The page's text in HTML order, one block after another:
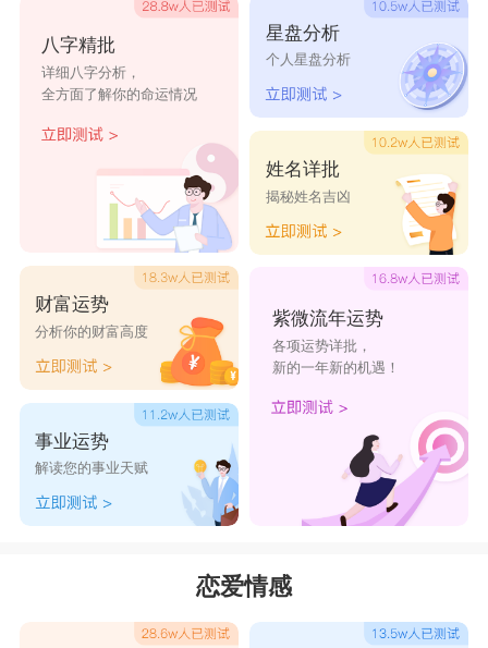
一感觉，但一见钟情却是一件困难的事情。
处女座
处女座
的人很注重细节，喜欢干净，什么事都
追求完美，当然他们对另一半的要求也是很挑剔
的。处女座的人有极其严重的洁癖和强迫症。所以
邋遢、不讲卫生和做事马马虎虎的人都不会入处女
座的眼。所以长期单身的处女座，经常处于“爱无
能”的状态。处女座不容易动心，完全是因为他们
散漫的态度，就是对爱情有很大的期待，也不会付
出行动，只是空想，上一秒希望有人陪伴，下一秒
又觉得好饭不怕晚。他们真的很少去相信一见钟
情，他们会在你不经意间注意的言行举止，所以你
跟他们在一起时要随时保持自己的优雅和端庄，因
保守和慎重，不会随随便便就开始一段恋情，会进
行深入了解之后才会做决定，对待婚姻问题更是严
八字精批
详细八字分析，
全方面了解你的命运情况
财富运势
分析你的财富高度
事业运势
解读您的事业天赋
星盘分析
个人星盘分析
姓名详批
揭秘姓名吉凶
紫微流年运势
各项运势详批，
新的一年新的机遇！
恋爱情感